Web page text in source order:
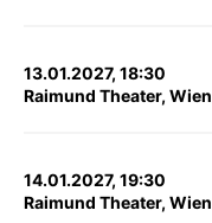
13.01.2027, 18:30
Raimund Theater, Wien
14.01.2027, 19:30
Raimund Theater, Wien